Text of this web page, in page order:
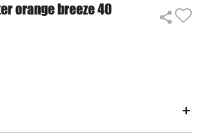
orange breeze 40